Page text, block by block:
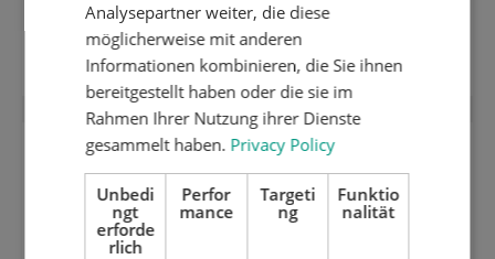
Wendetisch
Analysepartner weiter, die diese
möglicherweise mit anderen
Informationen kombinieren, die Sie ihnen
bereitgestellt haben oder die sie im
Rahmen Ihrer Nutzung ihrer Dienste
gesammelt haben. Privacy Policy
Unbedi
ngt
erforde
rlich
Perfor
mance
Targeti
ng
Funktio
nalität